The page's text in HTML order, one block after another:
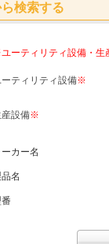
検索する
ーティリティ設備・生
ティリティ設備※
設備※
ーカー名
名